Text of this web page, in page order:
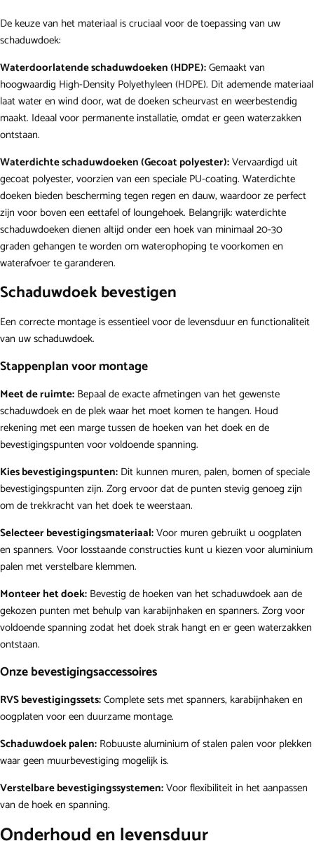
De keuze van het materiaal is cruciaal voor de toepassing van uw
schaduwdoek:
Waterdoorlatende schaduwdoeken (HDPE):Gemaakt van
hoogwaardig High-Density Polyethyleen (HDPE). Dit ademende materiaal
laat water en wind door, wat de doeken scheurvast en weerbestendig
maakt. Ideaal voor permanente installatie, omdat er geen waterzakken
ontstaan.
Waterdichte schaduwdoeken (Gecoat polyester):Vervaardigd uit
gecoat polyester, voorzien van een speciale PU-coating. Waterdichte
doeken bieden bescherming tegen regen en dauw, waardoor ze perfect
zijn voor boven een eettafel of loungehoek. Belangrijk: waterdichte
schaduwdoeken dienen altijd onder een hoek van minimaal 20-30
graden gehangen te worden om waterophoping te voorkomen en
waterafvoer te garanderen.
Schaduwdoek bevestigen
Een correcte montage is essentieel voor de levensduur en functionaliteit
van uw schaduwdoek.
Stappenplan voor montage
Meet de ruimte: Bepaal de exacte afmetingen van het gewenste
schaduwdoek en de plek waar het moet komen te hangen. Houd
rekening met een marge tussen de hoeken van het doek en de
bevestigingspunten voor voldoende spanning.
Kies bevestigingspunten: Dit kunnen muren, palen, bomen of speciale
bevestigingspunten zijn. Zorg ervoor dat de punten stevig genoeg zijn
om de trekkracht van het doek te weerstaan.
Selecteer bevestigingsmateriaal:Voor muren gebruikt u oogplaten
en spanners. Voor losstaande constructies kunt u kiezen voor aluminium
palen met verstelbare klemmen.
Monteer het doek: Bevestig de hoeken van het schaduwdoek aan de
gekozen punten met behulp van karabijnhaken en spanners. Zorg voor
voldoende spanning zodat het doek strak hangt en er geen waterzakken
ontstaan.
Onze bevestigingsaccessoires
RVS bevestigingssets:Complete sets met spanners, karabijnhaken en
oogplaten voor een duurzame montage.
Schaduwdoek palen: Robuuste aluminium of stalen palen voor plekken
waar geen muurbevestiging mogelijk is.
Verstelbare bevestigingssystemen:Voor flexibiliteit in het aanpassen
van de hoek en spanning.
Onderhoud en levensduur